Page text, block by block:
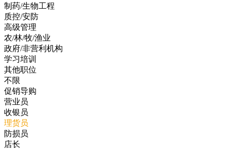
制药/生物工程
质控/安防
高级管理
农/林/牧/渔业
政府/非营利机构
学习培训
其他职位
不限
促销导购
营业员
收银员
理货员
防损员
店长